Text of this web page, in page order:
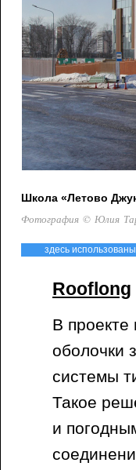
Школа «Летово
Фотография © Юлия
здесь
Rooflong
В
оболочки
системы
Такое
и